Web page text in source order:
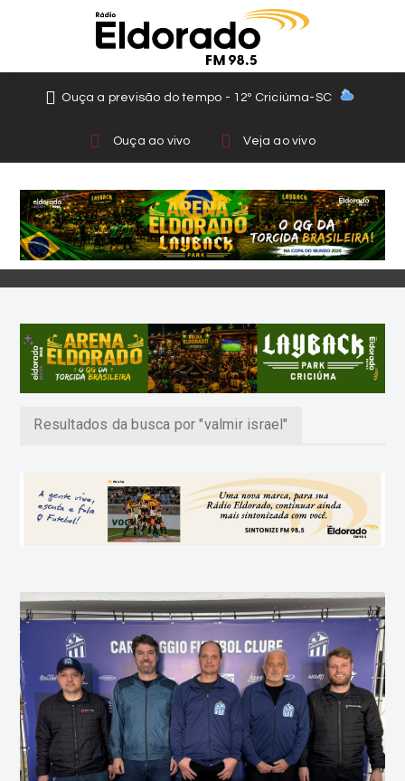
Ouça a previsão do tempo - 12º Criciúma-SC
Ouça ao vivo Veja ao vivo
Resultados da busca por "valmir israel"